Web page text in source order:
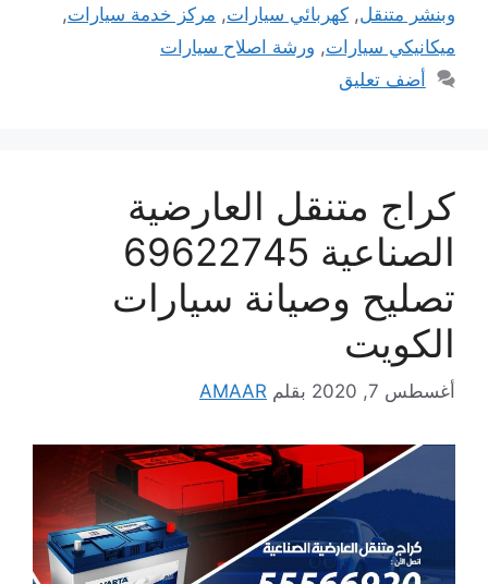
وبنشر متنقل, كهربائي سيارات, مركز خدمة سيارات,
ميكانيكي سيارات, ورشة اصلاح سيارات
أضف تعليق
كراج متنقل العارضية
الصناعية 69622745
تصليح وصيانة سيارات
الكويت
أغسطس 7, 2020 بقلم AMAAR